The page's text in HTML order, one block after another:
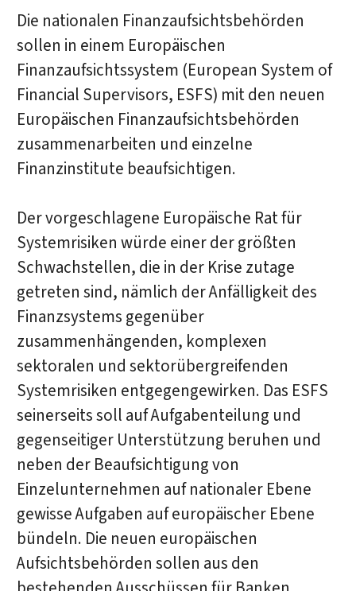
Die nationalen Finanzaufsichtsbehörden
sollen in einem Europäischen
Finanzaufsichtssystem (European System of
Financial Supervisors, ESFS) mit den neuen
Europäischen Finanzaufsichtsbehörden
zusammenarbeiten und einzelne
Finanzinstitute beaufsichtigen.
Der vorgeschlagene Europäische Rat für
Systemrisiken würde einer der größten
Schwachstellen, die in der Krise zutage
getreten sind, nämlich der Anfälligkeit des
Finanzsystems gegenüber
zusammenhängenden, komplexen
sektoralen und sektorübergreifenden
Systemrisiken entgegengewirken. Das ESFS
seinerseits soll auf Aufgabenteilung und
gegenseitiger Unterstützung beruhen und
neben der Beaufsichtigung von
Einzelunternehmen auf nationaler Ebene
gewisse Aufgaben auf europäischer Ebene
bündeln. Die neuen europäischen
Aufsichtsbehörden sollen aus den